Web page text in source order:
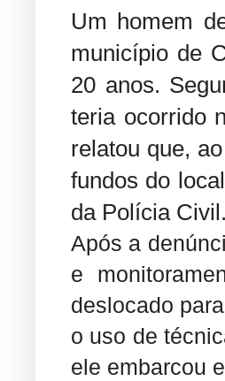
Um homem
município de
20 anos.
teria ocorrido
relatou que,
fundos do
da Polícia Civil.
Após a
e
deslocado
o uso de
ele embarcou